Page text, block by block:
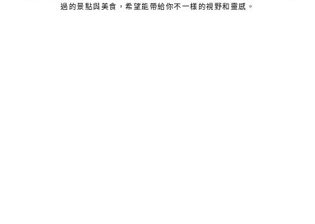
過的景點與美食，希望能帶給你不一樣的視野和靈感。